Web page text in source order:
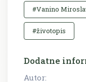
#Vanino
#životopis
Dodatne
Autor: